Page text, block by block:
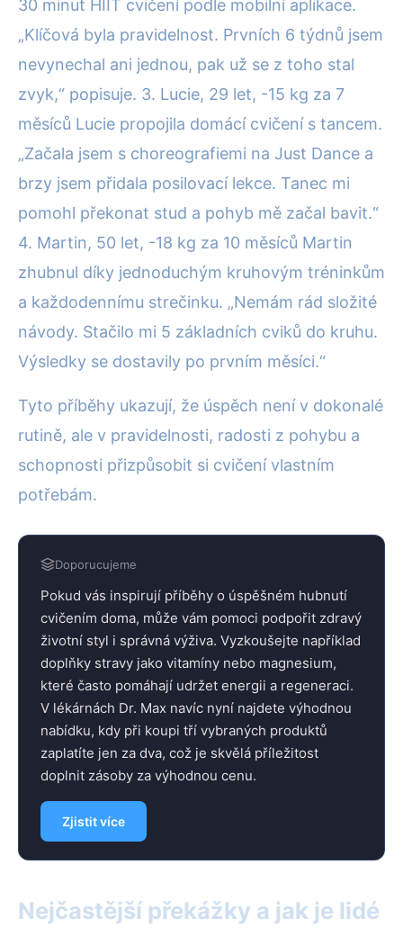
30 minut HIIT cvičení podle mobilní aplikace.
„Klíčová byla pravidelnost. Prvních 6 týdnů jsem
nevynechal ani jednou, pak už se z toho stal
zvyk,“ popisuje. 3. Lucie, 29 let, -15 kg za 7
měsíců Lucie propojila domácí cvičení s tancem.
„Začala jsem s choreografiemi na Just Dance a
brzy jsem přidala posilovací lekce. Tanec mi
pomohl překonat stud a pohyb mě začal bavit.“
4. Martin, 50 let, -18 kg za 10 měsíců Martin
zhubnul díky jednoduchým kruhovým tréninkům
a každodennímu strečinku. „Nemám rád složité
návody. Stačilo mi 5 základních cviků do kruhu.
Výsledky se dostavily po prvním měsíci.“
Tyto příběhy ukazují, že úspěch není v dokonalé
rutině, ale v pravidelnosti, radosti z pohybu a
schopnosti přizpůsobit si cvičení vlastním
potřebám.
Doporucujeme
Pokud vás inspirují příběhy o úspěšném hubnutí
cvičením doma, může vám pomoci podpořit zdravý
životní styl i správná výživa. Vyzkoušejte například
doplňky stravy jako vitamíny nebo magnesium,
které často pomáhají udržet energii a regeneraci.
V lékárnách Dr. Max navíc nyní najdete výhodnou
nabídku, kdy při koupi tří vybraných produktů
zaplatíte jen za dva, což je skvělá příležitost
doplnit zásoby za výhodnou cenu.
Zjistit více
Nejčastější překážky a jak je lidé